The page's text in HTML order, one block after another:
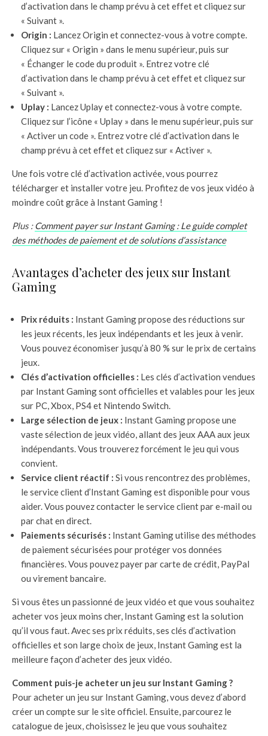
d’activation dans le champ prévu à cet effet et cliquez sur
« Suivant ».
Origin : Lancez Origin et connectez-vous à votre compte.
Cliquez sur « Origin » dans le menu supérieur, puis sur
« Échanger le code du produit ». Entrez votre clé
d’activation dans le champ prévu à cet effet et cliquez sur
« Suivant ».
Uplay : Lancez Uplay et connectez-vous à votre compte.
Cliquez sur l’icône « Uplay » dans le menu supérieur, puis sur
« Activer un code ». Entrez votre clé d’activation dans le
champ prévu à cet effet et cliquez sur « Activer ».
Une fois votre clé d’activation activée, vous pourrez
télécharger et installer votre jeu. Profitez de vos jeux vidéo à
moindre coût grâce à Instant Gaming !
Plus :Comment payer sur Instant Gaming : Le guide complet
des méthodes de paiement et de solutions d’assistance
Avantages d’acheter des jeux sur Instant
Gaming
Prix réduits : Instant Gaming propose des réductions sur
les jeux récents, les jeux indépendants et les jeux à venir.
Vous pouvez économiser jusqu’à 80 % sur le prix de certains
jeux.
Clés d’activation officielles : Les clés d’activation vendues
par Instant Gaming sont officielles et valables pour les jeux
sur PC, Xbox, PS4 et Nintendo Switch.
Large sélection de jeux : Instant Gaming propose une
vaste sélection de jeux vidéo, allant des jeux AAA aux jeux
indépendants. Vous trouverez forcément le jeu qui vous
convient.
Service client réactif : Si vous rencontrez des problèmes,
le service client d’Instant Gaming est disponible pour vous
aider. Vous pouvez contacter le service client par e-mail ou
par chat en direct.
Paiements sécurisés : Instant Gaming utilise des méthodes
de paiement sécurisées pour protéger vos données
financières. Vous pouvez payer par carte de crédit, PayPal
ou virement bancaire.
Si vous êtes un passionné de jeux vidéo et que vous souhaitez
acheter vos jeux moins cher, Instant Gaming est la solution
qu’il vous faut. Avec ses prix réduits, ses clés d’activation
officielles et son large choix de jeux, Instant Gaming est la
meilleure façon d’acheter des jeux vidéo.
Comment puis-je acheter un jeu sur Instant Gaming ?
Pour acheter un jeu sur Instant Gaming, vous devez d’abord
créer un compte sur le site officiel. Ensuite, parcourez le
catalogue de jeux, choisissez le jeu que vous souhaitez